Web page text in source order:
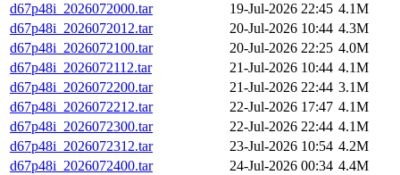
d67p48i_2026072000.tar
19-Jul-2026 22:45 4.1M
d67p48i_2026072012.tar
20-Jul-2026 10:44 4.3M
d67p48i_2026072100.tar
20-Jul-2026 22:25 4.0M
d67p48i_2026072112.tar
21-Jul-2026 10:44 4.1M
d67p48i_2026072200.tar
21-Jul-2026 22:44 3.1M
d67p48i_2026072212.tar
22-Jul-2026 17:47 4.1M
d67p48i_2026072300.tar
22-Jul-2026 22:44 4.1M
d67p48i_2026072312.tar
23-Jul-2026 10:54 4.2M
d67p48i_2026072400.tar
24-Jul-2026 00:34 4.4M